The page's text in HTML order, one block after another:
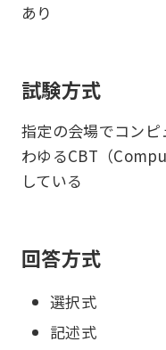
あり
試験方式
指定の会場でコン
わゆるCBT（
している
回答方式
選択式
記述式